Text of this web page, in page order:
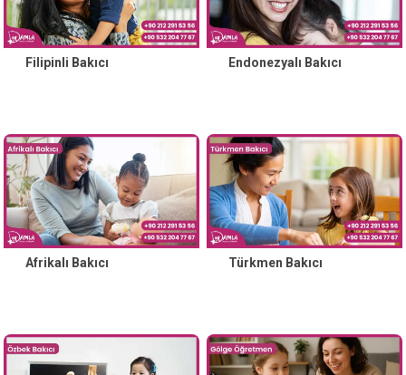
Filipinli Bakıcı Endonezyalı Bakıcı
Afrikalı Bakıcı Türkmen Bakıcı